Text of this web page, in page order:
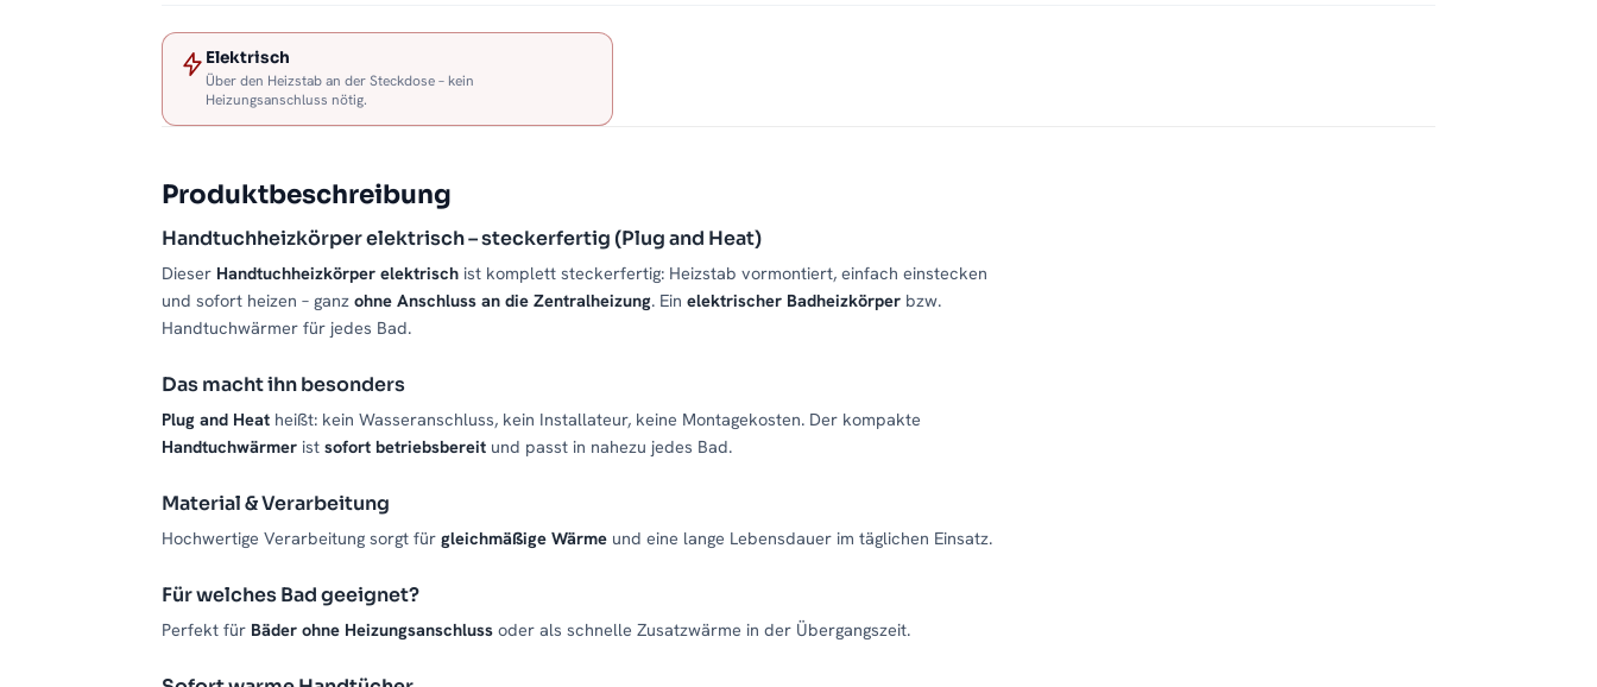
Elektrisch
Über den Heizstab an der Steckdose – kein
Heizungsanschluss nötig.
Produktbeschreibung
Handtuchheizkörper elektrisch – steckerfertig (Plug and Heat)
Dieser Handtuchheizkörper elektrisch ist komplett steckerfertig: Heizstab vormontiert, einfach einstecken
und sofort heizen – ganz ohne Anschluss an die Zentralheizung. Ein elektrischer Badheizkörper bzw.
Handtuchwärmer für jedes Bad.
Das macht ihn besonders
Plug and Heat heißt: kein Wasseranschluss, kein Installateur, keine Montagekosten. Der kompakte
Handtuchwärmer ist sofort betriebsbereit und passt in nahezu jedes Bad.
Material & Verarbeitung
Hochwertige Verarbeitung sorgt für gleichmäßige Wärme und eine lange Lebensdauer im täglichen Einsatz.
Für welches Bad geeignet?
Perfekt für Bäder ohne Heizungsanschluss oder als schnelle Zusatzwärme in der Übergangszeit.